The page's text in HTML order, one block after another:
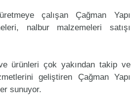
çalışan Çağman Yapı
nalbur malzemeleri satışı
ürünleri çok yakından takip ve
geliştiren Çağman Yapı
sunuyor.